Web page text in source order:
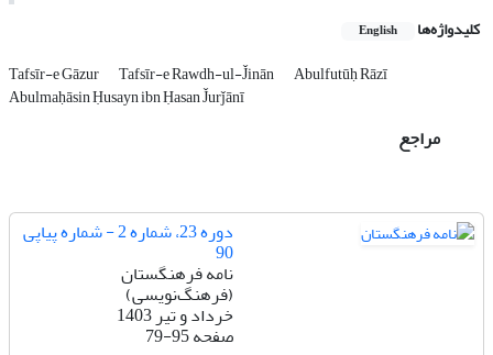
کلیدواژه‌ها English
Tafsīr-e Gāzur Tafsīr-e Rawdh-ul-J̌inān Abulfutūḥ Rāzī
Abulmaḥāsin Ḥusayn ibn Ḥasan J̌urǰānī
مراجع
دوره 23، شماره 2 - شماره پیاپی
90
نامه فرهنگستان
(فرهنگ‌نویسی)
خرداد و تیر 1403
صفحه79-95